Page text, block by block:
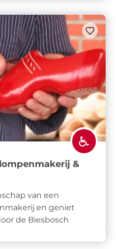
&
van een
en geniet
de Biesbosch